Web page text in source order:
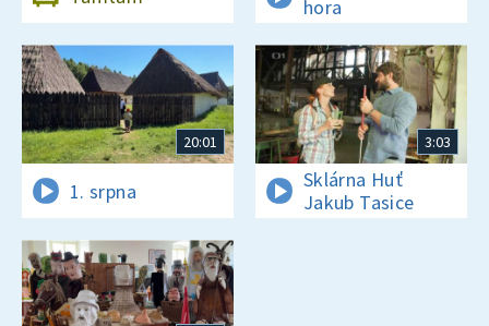
hora
20:01
1. srpna
3:03
Sklárna Huť
Jakub Tasice